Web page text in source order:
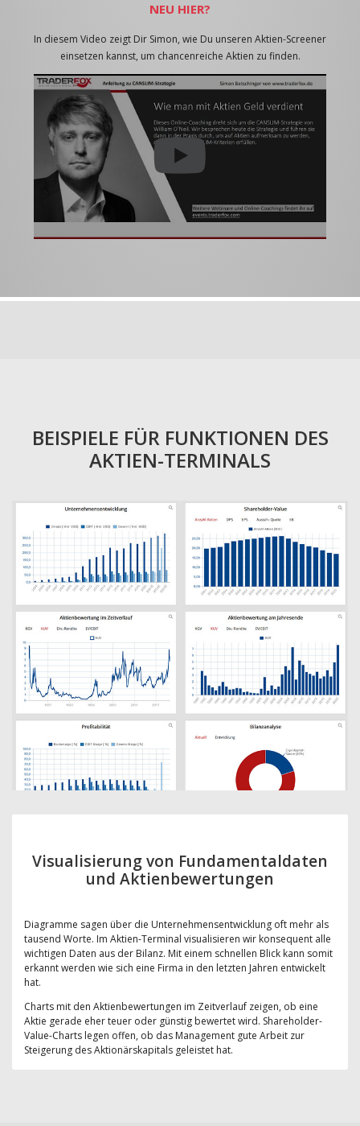
NEU HIER?
In diesem Video zeigt Dir Simon, wie Du unseren Aktien-Screener
einsetzen kannst, um chancenreiche Aktien zu finden.
BEISPIELE FÜR FUNKTIONEN DES
AKTIEN-TERMINALS
Visualisierung von Fundamentaldaten
und Aktienbewertungen
Diagramme sagen über die Unternehmensentwicklung oft mehr als
tausend Worte. Im Aktien-Terminal visualisieren wir konsequent alle
wichtigen Daten aus der Bilanz. Mit einem schnellen Blick kann somit
erkannt werden wie sich eine Firma in den letzten Jahren entwickelt
hat.
Charts mit den Aktienbewertungen im Zeitverlauf zeigen, ob eine
Aktie gerade eher teuer oder günstig bewertet wird. Shareholder-
Value-Charts legen offen, ob das Management gute Arbeit zur
Steigerung des Aktionärskapitals geleistet hat.